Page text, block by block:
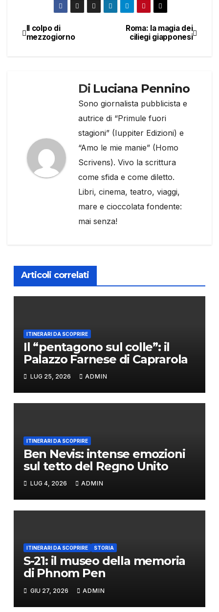
Navigazione
Roma: la magia dei
ciliegi giapponesi
Il colpo di
mezzogiorno
Di Luciana Pennino
Sono giornalista pubblicista e
autrice di “Primule fuori
stagioni” (Iuppiter Edizioni) e
“Amo le mie manie” (Homo
Scrivens). Vivo la scrittura
come sfida e come diletto.
Libri, cinema, teatro, viaggi,
mare e cioccolata fondente:
mai senza!
Articoli correlati
ITINERARI DA SCOPRIRE
Il “pentagono sul colle”: il
Palazzo Farnese di Caprarola
LUG 25, 2026 ADMIN
ITINERARI DA SCOPRIRE
Ben Nevis: intense emozioni
sul tetto del Regno Unito
LUG 4, 2026 ADMIN
ITINERARI DA SCOPRIRE STORIA
S-21: il museo della memoria
di Phnom Pen
GIU 27, 2026 ADMIN